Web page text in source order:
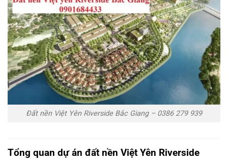
Đất nền Việt Yên Riverside Bắc Giang – 0386 279 939
Tổng quan dự án đất nền Việt Yên Riverside